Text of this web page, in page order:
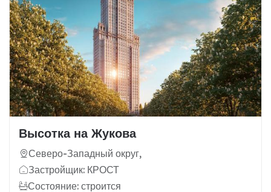
Высотка на Жукова
Северо-Западный округ,
Застройщик: КРОСТ
Состояние: строится